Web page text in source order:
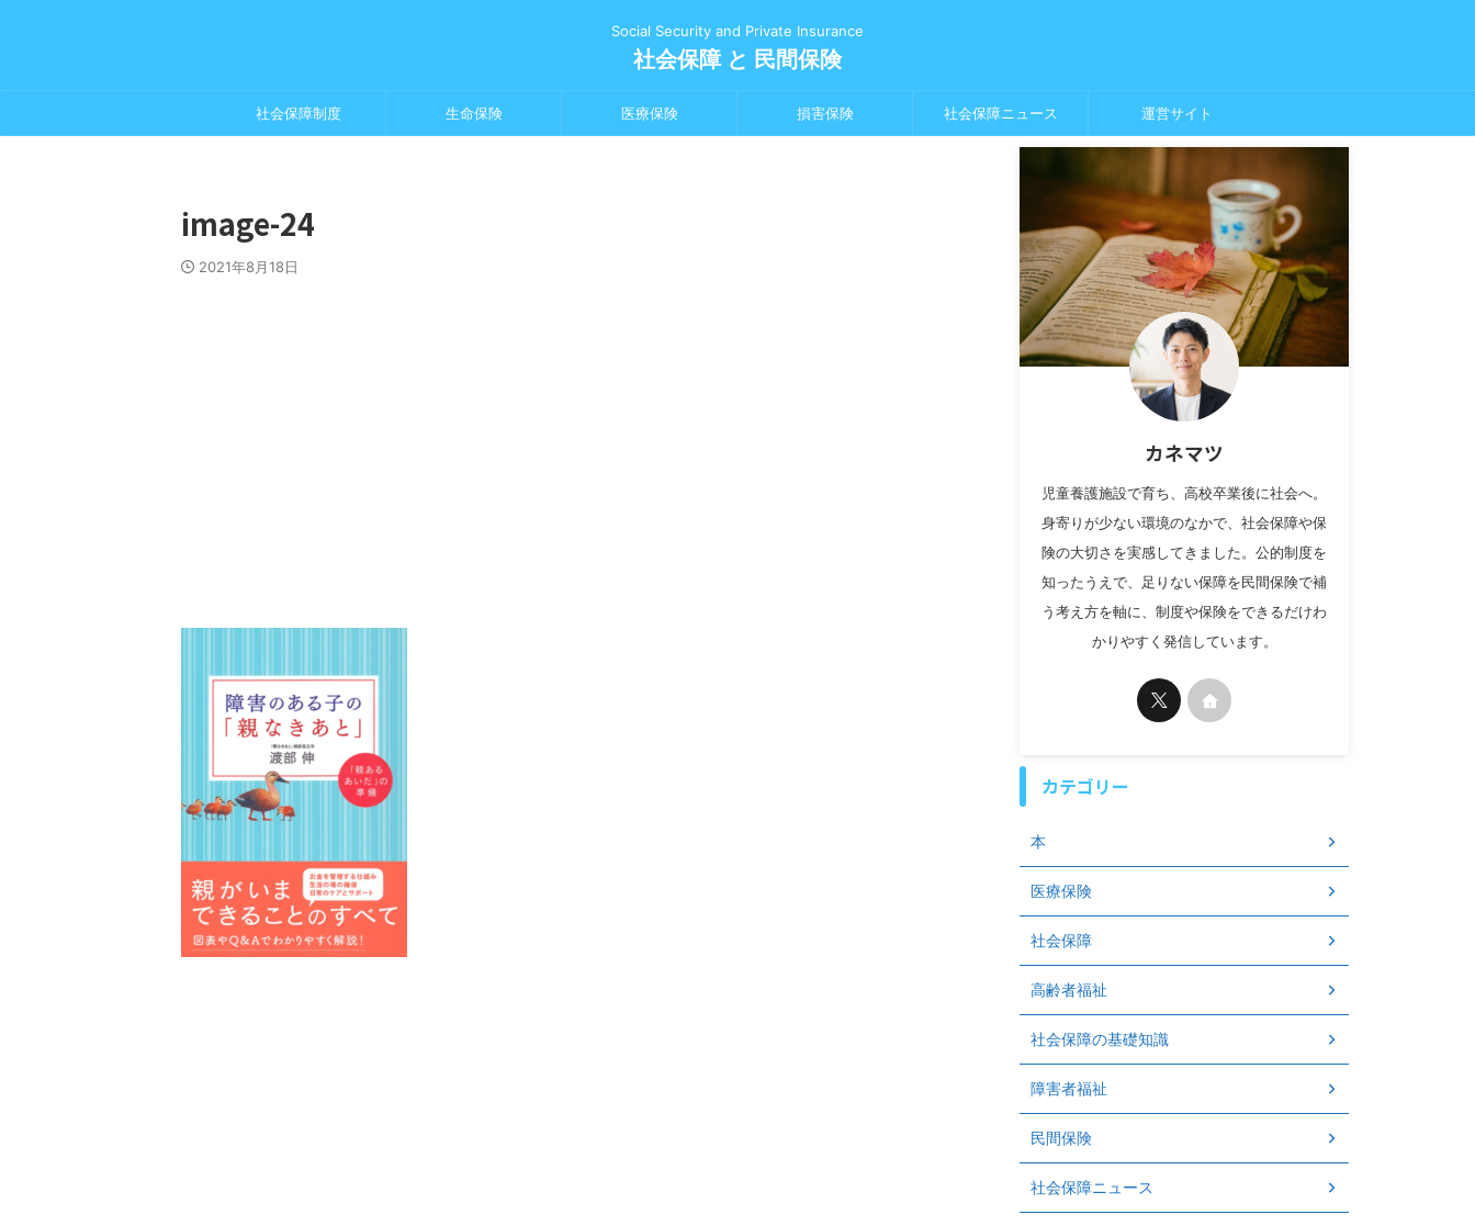
Social Security and Private Insurance
社会保障 と 民間保険
社会保障制度 生命保険 医療保険 損害保険 社会保障ニュース 運営サイト
image-24
2021年8月18日
カネマツ
児童養護施設で育ち、高校卒業後に社会へ。
身寄りが少ない環境のなかで、社会保障や保
険の大切さを実感してきました。公的制度を
知ったうえで、足りない保障を民間保険で補
う考え方を軸に、制度や保険をできるだけわ
かりやすく発信しています。
カテゴリー
本
医療保険
社会保障
高齢者福祉
社会保障の基礎知識
障害者福祉
民間保険
社会保障ニュース